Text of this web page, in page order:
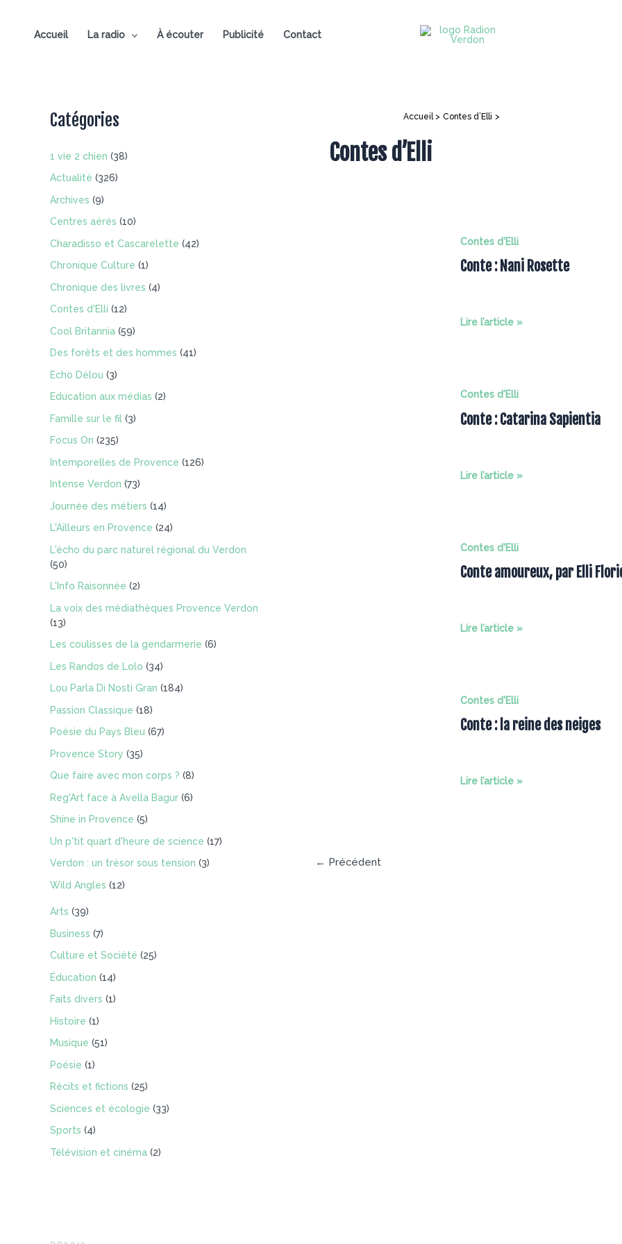
contenuAccueil La radio À écouter Publicité Contact
Accueil Contes d’Elli
Catégories
1 vie 2 chien (38)
Actualité (326)
Archives (9)
Centres aérés (10)
Charadisso et Cascarelette (42)
Chronique Culture (1)
Chronique des livres (4)
Contes d'Elli (12)
Cool Britannia (59)
Des forêts et des hommes (41)
Echo Délou (3)
Education aux médias (2)
Famille sur le fil (3)
Focus On (235)
Intemporelles de Provence (126)
Intense Verdon (73)
Journée des métiers (14)
L'Ailleurs en Provence (24)
L'écho du parc naturel régional du Verdon
(50)
L'Info Raisonnée (2)
La voix des médiathèques Provence Verdon
(13)
Les coulisses de la gendarmerie (6)
Les Randos de Lolo (34)
Lou Parla Di Nosti Gran (184)
Passion Classique (18)
Poésie du Pays Bleu (67)
Provence Story (35)
Que faire avec mon corps ? (8)
Reg'Art face à Avella Bagur (6)
Shine in Provence (5)
Un p'tit quart d'heure de science (17)
Verdon : un trésor sous tension (3)
Wild Angles (12)
Arts (39)
Business (7)
Culture et Société (25)
Éducation (14)
Faits divers (1)
Histoire (1)
Musique (51)
Poésie (1)
Récits et fictions (25)
Sciences et écologie (33)
Sports (4)
Télévision et cinéma (2)
Contes d’Elli
Contes d'Elli
Conte : Nani Rosette
Conte
Lire l’article »
Contes d'Elli
Conte : Catarina Sapientia
Conte
Lire l’article »
Contes d'Elli
Conte amoureux, par Elli
Conte
Lire l’article »
Contes d'Elli
Conte : la reine des neiges
Conte
Lire l’article »
← Précédent